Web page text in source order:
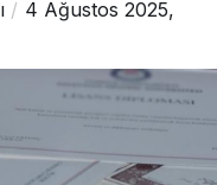
4 Ağustos 2025,